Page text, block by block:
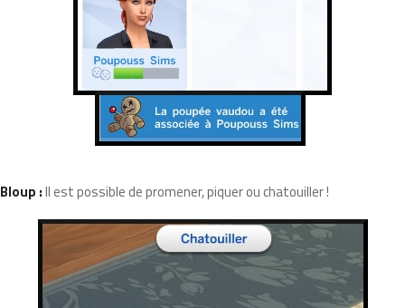
Bloup :Il est possible de promener, piquer ou chatouiller !